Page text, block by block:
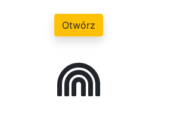
Otwórz